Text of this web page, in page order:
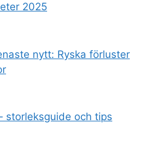
2025
nytt: Ryska förluster
storleksguide och tips